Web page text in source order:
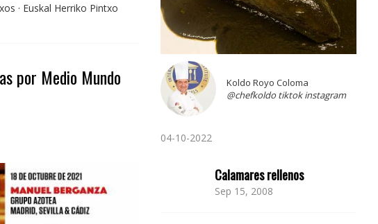
· Euskal Herriko Pintxo
por Medio Mundo
Koldo Royo Coloma
@chefkoldo tiktok instagram
04-10-2022
Calamares rellenos
Sep 15, 2008